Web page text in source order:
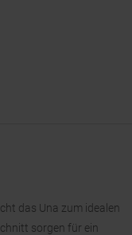
das Una zum idealen
sorgen für ein